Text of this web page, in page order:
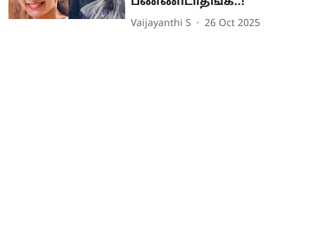
Vaijayanthi S 26 Oct 2025